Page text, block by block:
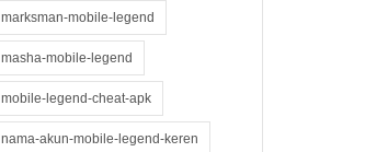
marksman-mobile-legend
masha-mobile-legend
mobile-legend-cheat-apk
nama-akun-mobile-legend-keren